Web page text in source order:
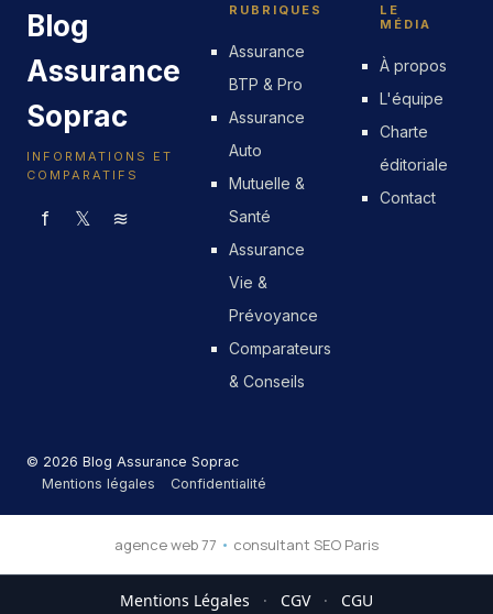
Blog
Assurance
Soprac
INFORMATIONS ET
COMPARATIFS
f 𝕏 ≋
RUBRIQUES
Assurance
BTP & Pro
Assurance
Auto
Mutuelle &
Santé
Assurance
Vie &
Prévoyance
Comparateurs
& Conseils
LE
MÉDIA
À propos
L'équipe
Charte
éditoriale
Contact
© 2026 Blog Assurance Soprac
Mentions légales
Confidentialité
agence web 77 • consultant SEO Paris
Mentions Légales · CGV · CGU